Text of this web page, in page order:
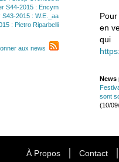
S44-2015 : Encym
2015 : W.E._aa
: Pietro Riparbelli
aux news
en
qui
News
sont
(10/
À Propos Contact